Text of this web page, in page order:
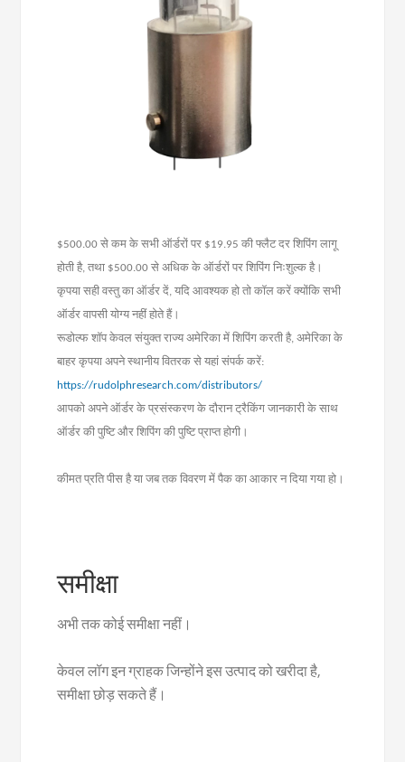
$500.00 से कम के सभी ऑर्डरों पर $19.95 की फ्लैट दर शिपिंग लागू
होती है, तथा $500.00 से अधिक के ऑर्डरों पर शिपिंग निःशुल्क है।
कृपया सही वस्तु का ऑर्डर दें, यदि आवश्यक हो तो कॉल करें क्योंकि सभी
ऑर्डर वापसी योग्य नहीं होते हैं।
रूडोल्फ शॉप केवल संयुक्त राज्य अमेरिका में शिपिंग करती है, अमेरिका के
बाहर कृपया अपने स्थानीय वितरक से यहां संपर्क करें:
https://rudolphresearch.com/distributors/
आपको अपने ऑर्डर के प्रसंस्करण के दौरान ट्रैकिंग जानकारी के साथ
ऑर्डर की पुष्टि और शिपिंग की पुष्टि प्राप्त होगी।
कीमत प्रति पीस है या जब तक विवरण में पैक का आकार न दिया गया हो।
समीक्षा
अभी तक कोई समीक्षा नहीं।
केवल लॉग इन ग्राहक जिन्होंने इस उत्पाद को खरीदा है,
समीक्षा छोड़ सकते हैं।